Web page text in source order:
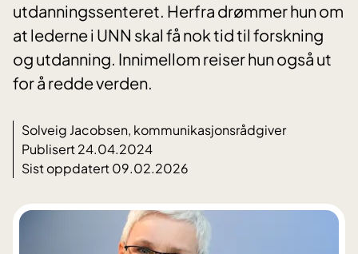
utdanningssenteret. Herfra drømmer hun om
at lederne i UNN skal få nok tid til forskning
og utdanning. Innimellom reiser hun også ut
for å redde verden.
Solveig Jacobsen, kommunikasjonsrådgiver
Publisert 24.04.2024
Sist oppdatert 09.02.2026